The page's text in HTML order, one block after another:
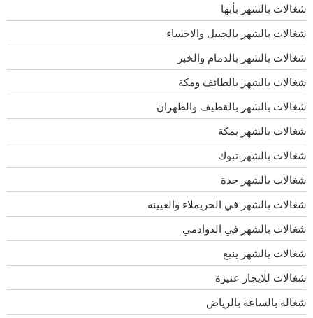
شغالات بالشهر بأبها
شغالات بالشهر بالجبيل والاحساء
شغالات بالشهر بالدمام والخبر
شغالات بالشهر بالطائف ومكة
شغالات بالشهر بالقطيف والظهران
شغالات بالشهر بمكة
شغالات بالشهر تبوك
شغالات بالشهر جدة
شغالات بالشهر في الحريملاء والعيينه
شغالات بالشهر في الدوادمي
شغالات بالشهر ينبع
شغالات للايجار عنيزة
شغالة بالساعة بالرياض